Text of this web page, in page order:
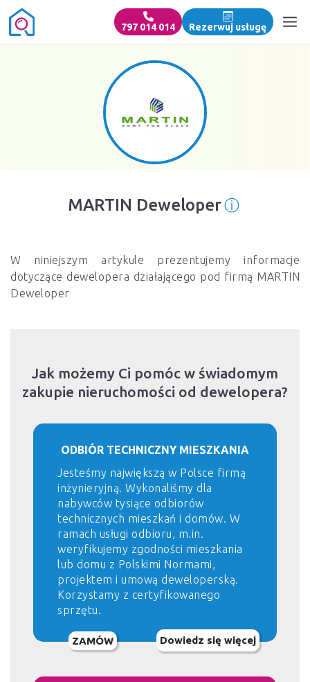
797 014 014 Rezerwuj usługę
MARTIN Deweloperⓘ
W niniejszym artykule prezentujemy informacje
dotyczące dewelopera działającego pod firmą MARTIN
Deweloper
Jak możemy Ci pomóc w świadomym
zakupie nieruchomości od dewelopera?
ODBIÓR TECHNICZNY MIESZKANIA
Jesteśmy największą w Polsce firmą
inżynieryjną. Wykonaliśmy dla
nabywców tysiące odbiorów
technicznych mieszkań i domów. W
ramach usługi odbioru, m.in.
weryfikujemy zgodności mieszkania
lub domu z Polskimi Normami,
projektem i umową deweloperską.
Korzystamy z certyfikowanego
sprzętu.
ZAMÓW Dowiedz się więcej